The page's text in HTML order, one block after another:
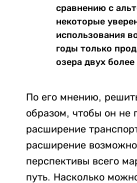
сравнению с
некоторые
использования
годы только
озера двух
По его мнению,
образом, чтобы он не
расширение
расширение
перспективы всего
путь. Насколько